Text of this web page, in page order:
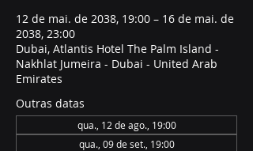
12 de mai. de 2038, 19:00 – 16 de mai. de
2038, 23:00
Dubai, Atlantis Hotel The Palm Island -
Nakhlat Jumeira - Dubai - United Arab
Emirates
Outras datas
qua., 12 de ago., 19:00
qua., 09 de set., 19:00